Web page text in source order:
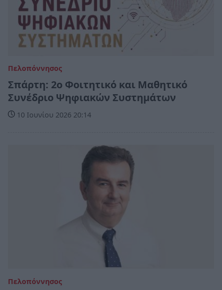
Πελοπόννησος
Σπάρτη: 2ο Φοιτητικό και Μαθητικό
Συνέδριο Ψηφιακών Συστημάτων
10 Ιουνίου 2026 20:14
Πελοπόννησος